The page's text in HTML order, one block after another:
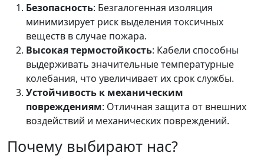
Безопасность: Безгалогенная изоляция
минимизирует риск выделения токсичных
веществ в случае пожара.
Высокая термостойкость: Кабели способны
выдерживать значительные температурные
колебания, что увеличивает их срок службы.
Устойчивость к механическим
повреждениям: Отличная защита от внешних
воздействий и механических повреждений.
Почему выбирают нас?